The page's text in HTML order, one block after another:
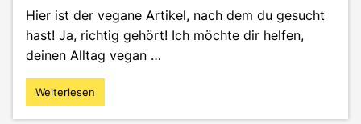
Hier ist der vegane Artikel, nach dem du gesucht
hast! Ja, richtig gehört! Ich möchte dir helfen,
deinen Alltag vegan …
"Studium
und
Weiterlesen